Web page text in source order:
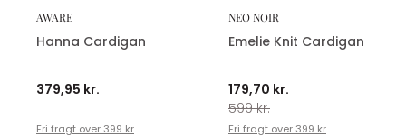
AWARE
Hanna Cardigan
379,95 kr.
Fri fragt over 399 kr
NEO NOIR
Emelie Knit Cardigan
179,70 kr.
599 kr.
Fri fragt over 399 kr